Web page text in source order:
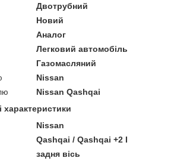
Двотрубний
Новий
Аналог
Легковий автомобіль
Газомасляний
Nissan
Nissan Qashqai
характеристики
Nissan
Qashqai / Qashqai +2 I
задня вісь